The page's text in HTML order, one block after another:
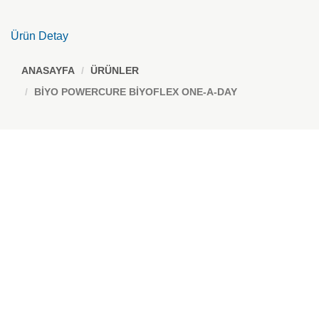
Ürün Detay
ANASAYFA
ÜRÜNLER
BİYO POWERCURE BİYOFLEX ONE-A-DAY